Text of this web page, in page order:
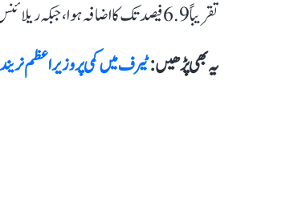
تقریباً 6.9 فیصد تک کا اضافہ ہوا، جبکہ ریلائنس کے شیئر میں تقریباً 4 فیصد تک کا اضافہ دیکھنے کو ملا۔
یہ بھی پڑھیں :ٹیرف میں کمی پر وزیر اعظم